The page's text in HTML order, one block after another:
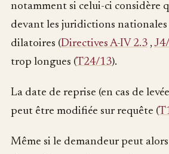
notamment si celui-ci considère
devant les juridictions
dilatoires (Directives A-IV 2.3 ,
trop longues (T24/13).
La date de reprise (en cas de
peut être modifiée sur requête (
Même si le demandeur peut